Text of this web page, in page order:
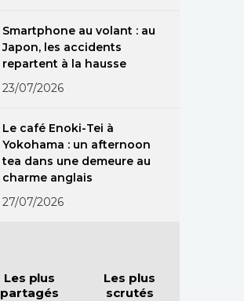
Smartphone au volant : au
Japon, les accidents
repartent à la hausse
23/07/2026
Le café Enoki-Tei à
Yokohama : un afternoon
tea dans une demeure au
charme anglais
27/07/2026
Les plus
partagés
Les plus
scrutés